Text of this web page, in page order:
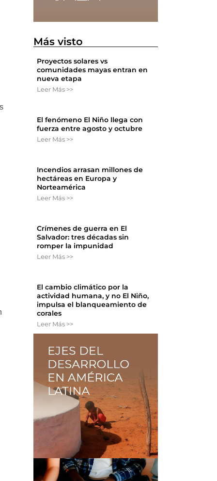
Más visto
Proyectos solares vs
comunidades mayas entran en
nueva etapa
Leer Más >>
El fenómeno El Niño llega con
fuerza entre agosto y octubre
Leer Más >>
Incendios arrasan millones de
hectáreas en Europa y
Norteamérica
Leer Más >>
Crímenes de guerra en El
Salvador: tres décadas sin
romper la impunidad
Leer Más >>
El cambio climático por la
actividad humana, y no El Niño,
impulsa el blanqueamiento de
corales
Leer Más >>